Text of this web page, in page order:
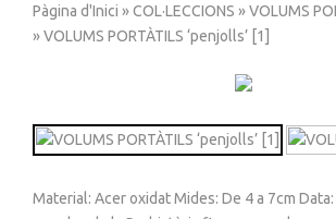
Pàgina d'Inici »COL·LECCIONS »VOLUMS
» VOLUMS PORTÀTILS ‘penjolls’ [1]
Material: Acer oxidat Mides: De 4 a 7cm